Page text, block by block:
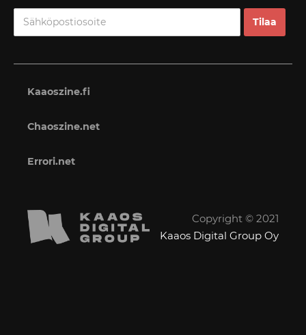
Kaaoszine.fi
Chaoszine.net
Errori.net
Copyright © 2021
Kaaos Digital Group Oy